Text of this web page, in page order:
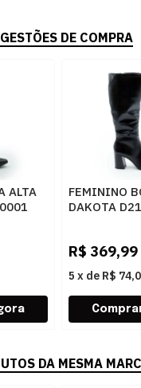
DE COMPRA
ALTA
FEMININO
DAKOTA
R$ 369,99
5 x de R$
DA MESMA